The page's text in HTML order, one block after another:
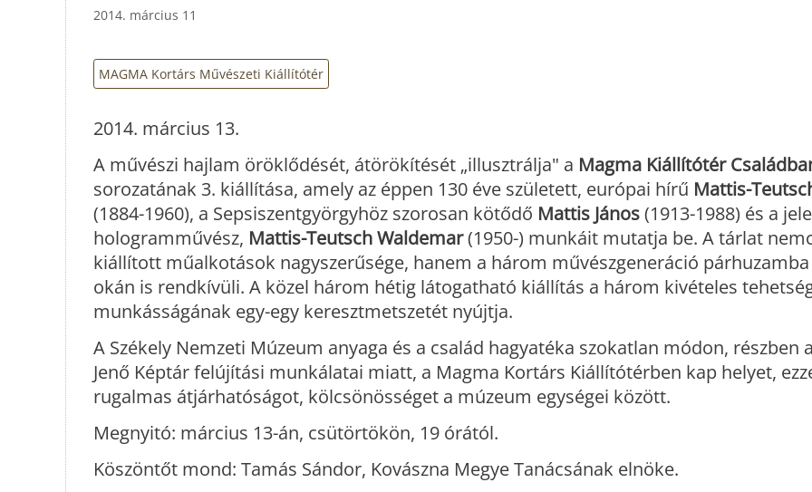
2014. március 11
MAGMA Kortárs Művészeti Kiállítótér
2014. március 13.
A művészi hajlam öröklődését, átörökítését „illusztrálja" a Magma Kiállítótér
sorozatának 3. kiállítása, amely az éppen 130 éve született, európai hírű Mattis-
(1884-1960), a Sepsiszentgyörgyhöz szorosan kötődő Mattis János(1913-1988) és a
hologramművész, Mattis-Teutsch Waldemar(1950-) munkáit mutatja be. A tárlat
kiállított műalkotások nagyszerűsége, hanem a három művészgeneráció
okán is rendkívüli. A közel három hétig látogatható kiállítás a három kivételes
munkásságának egy-egy keresztmetszetét nyújtja.
A Székely Nemzeti Múzeum anyaga és a család hagyatéka szokatlan módon, részben
Jenő Képtár felújítási munkálatai miatt, a Magma Kortárs Kiállítótérben kap helyet,
rugalmas átjárhatóságot, kölcsönösséget a múzeum egységei között.
Megnyitó: március 13-án, csütörtökön, 19 órától.
Köszöntőt mond: Tamás Sándor, Kovászna Megye Tanácsának elnöke.